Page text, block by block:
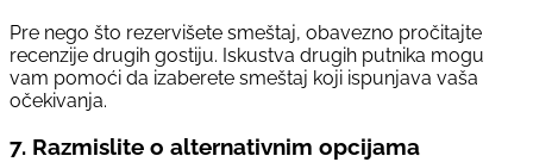
Pre nego što rezervišete smeštaj, obavezno pročitajte
recenzije drugih gostiju. Iskustva drugih putnika mogu
vam pomoći da izaberete smeštaj koji ispunjava vaša
očekivanja.
7. Razmislite o alternativnim opcijama